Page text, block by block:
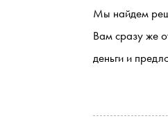
Мы найдем
Вам сразу же
деньги и